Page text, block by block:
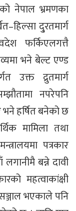
नेपाल भ्रमणका
दु्रतमार्ग
फर्किएलगत्तै
भने बेल्ट एण्ड
उक्त द्रुतमार्ग
नपरेपनि
हर्षित बनेको छ
मामिला तथा
पत्रकार
बन्ने दावी
महत्वाकांक्षी
भएकाले पनि